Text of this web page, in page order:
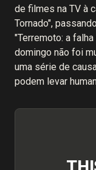
de filmes na TV à
Tornado",
"Terremoto: a
domingo não foi
uma série de
podem levar